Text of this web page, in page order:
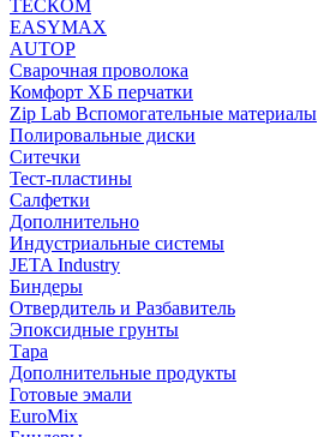
ТЕСКОМ
EASYMAX
AUTOP
Сварочная проволока
Комфорт ХБ перчатки
Zip Lab Вспомогательные материалы
Полировальные диски
Ситечки
Тест-пластины
Салфетки
Дополнительно
Индустриальные системы
JETA Industry
Биндеры
Отвердитель и Разбавитель
Эпоксидные грунты
Тара
Дополнительные продукты
Готовые эмали
EuroMix